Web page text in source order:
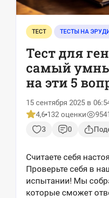
ТЕСТ ТЕСТЫ НА
Тест для
самый
на эти 5
15 сентября 2025 в
4,6 132 оценки
3
0
Считаете себя
Проверьте себя в
испытании! Мы
которые сможет